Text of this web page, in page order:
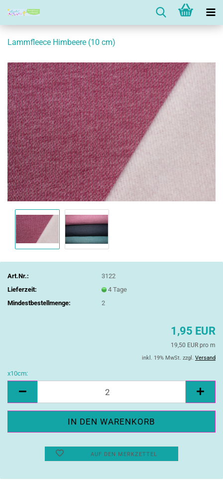
Lammfleece Himbeere (10 cm)
Art.Nr.:
3122
Lieferzeit:
4 Tage
Mindestbestellmenge:
2
1,95 EUR
19,50 EUR pro m
inkl. 19% MwSt. zzgl. Versand
x10cm:
AUF DEN MERKZETTEL